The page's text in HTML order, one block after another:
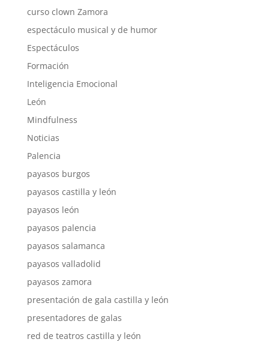
curso clown Zamora
espectáculo musical y de humor
Espectáculos
Formación
Inteligencia Emocional
León
Mindfulness
Noticias
Palencia
payasos burgos
payasos castilla y león
payasos león
payasos palencia
payasos salamanca
payasos valladolid
payasos zamora
presentación de gala castilla y león
presentadores de galas
red de teatros castilla y león